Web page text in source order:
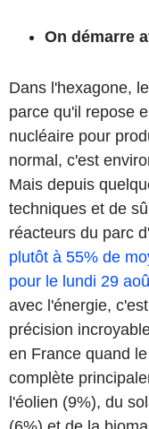
On démarre
Dans l'hexagone,
parce qu'il repose
nucléaire pour
normal, c'est
Mais depuis
techniques et de
réacteurs du parc
plutôt à 55% de
pour le lundi 29
avec l'énergie,
précision
en France quand
complète
l'éolien (9%), du